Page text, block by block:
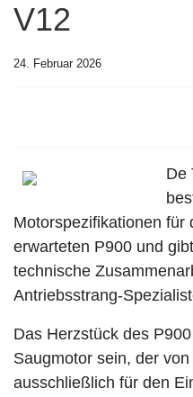
V12
24. Februar 2026
De
Motorspezifikationen für
erwarteten P900 und
technische
Antriebsstrang-
Das Herzstück des
Saugmotor sein, der
ausschließlich für den